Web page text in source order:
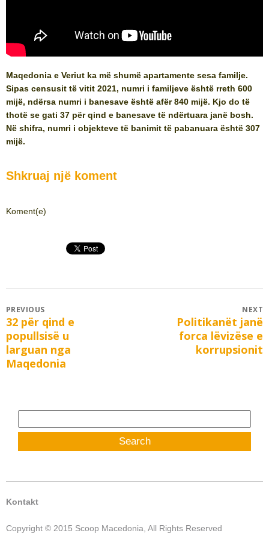
Maqedonia e Veriut ka më shumë apartamente sesa familje.
Sipas censusit të vitit 2021, numri i familjeve është rreth 600
mijë, ndërsa numri i banesave është afër 840 mijë. Kjo do të
thotë se gati 37 për qind e banesave të ndërtuara janë bosh.
Në shifra, numri i objekteve të banimit të pabanuara është 307
mijë.
Shkruaj një koment
Koment(e)
Post
navigation
PREVIOUS
Previous
post:
32 për qind e
popullsisë u
larguan nga
Maqedonia
NEXT
Next
post:
Politikanët janë
forca lëvizëse e
korrupsionit
for:
Kontakt
Copyright © 2015 Scoop Macedonia, All Rights Reserved